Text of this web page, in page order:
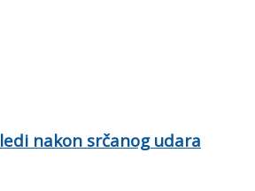
nakon srčanog udara